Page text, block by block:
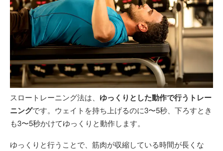
スロートレーニング法は、 ゆっくりとした動作で行うトレー
ニングです。ウェイトを持ち上げるのに3〜5秒、下ろすとき
も3〜5秒かけてゆっくりと動作します。
ゆっくりと行うことで、筋肉が収縮している時間が長くな